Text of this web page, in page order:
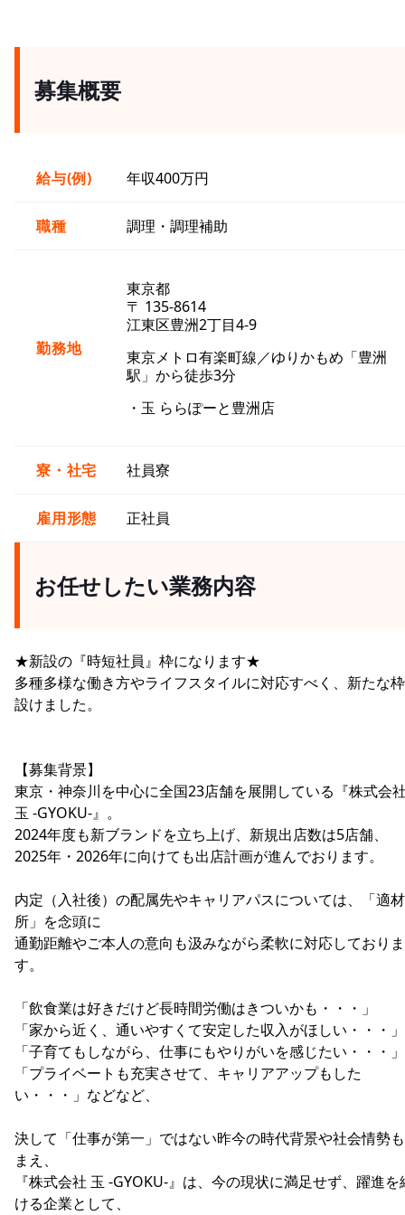
募集概要
給与(例) 年収400万円
職種 調理・調理補助
勤務地
東京都
〒 135-8614
江東区豊洲2丁目4-9
東京メトロ有楽町線／ゆりかもめ「豊洲
駅」から徒歩3分
・玉 ららぽーと豊洲店
寮・社宅 社員寮
雇用形態 正社員
お任せしたい業務内容
★新設の『時短社員』枠になります★
多種多様な働き方やライフスタイルに対応すべく、新たな
設けました。
【募集背景】
東京・神奈川を中心に全国23店舗を展開している『株式会
玉 -GYOKU-』。
2024年度も新ブランドを立ち上げ、新規出店数は5店舗、
2025年・2026年に向けても出店計画が進んでおります。
内定（入社後）の配属先やキャリアパスについては、「適
所」を念頭に
通勤距離やご本人の意向も汲みながら柔軟に対応しておりま
す。
「飲食業は好きだけど長時間労働はきついかも・・・」
「家から近く、通いやすくて安定した収入がほしい・・・」
「子育てもしながら、仕事にもやりがいを感じたい・・・」
「プライベートも充実させて、キャリアアップもした
い・・・」などなど、
決して「仕事が第一」ではない昨今の時代背景や社会情勢
まえ、
『株式会社 玉 -GYOKU-』は、今の現状に満足せず、躍進を
ける企業として、